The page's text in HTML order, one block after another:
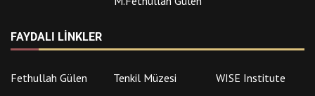
FAYDALI LINKLER
Fethullah Gülen Tenkil Müzesi
WISE Institute